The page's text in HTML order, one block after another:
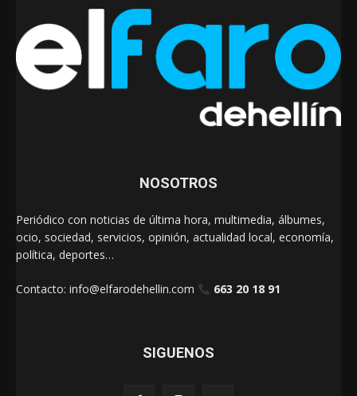
NOSOTROS
Periódico con noticias de última hora, multimedia, álbumes,
ocio, sociedad, servicios, opinión, actualidad local, economía,
política, deportes…
Contacto: info@elfarodehellin.com 663 20 18 91
SIGUENOS